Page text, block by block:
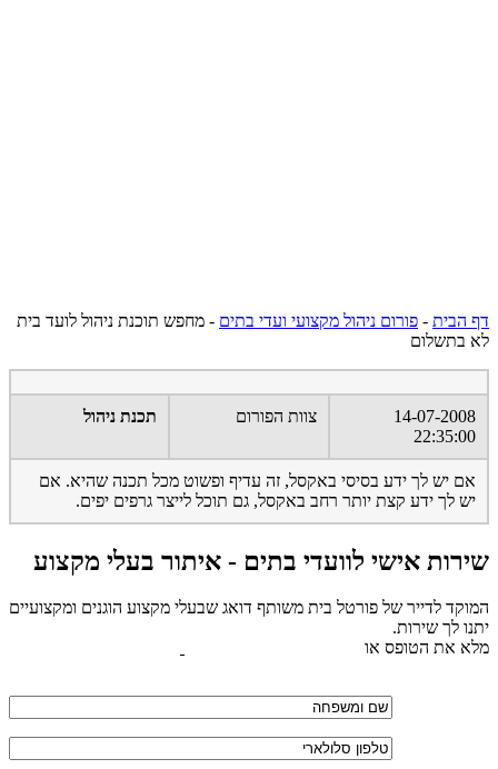
דף הבית - פורום ניהול מקצועי ועדי בתים - מחפש תוכנת ניהול לועד בית
לא בתשלום
14-07-2008
22:35:00
צוות הפורום תכנת ניהול
אם יש לך ידע בסיסי באקסל, זה עדיף ופשוט מכל תכנה שהיא. אם
יש לך ידע קצת יותר רחב באקסל, גם תוכל לייצר גרפים יפים.
שירות אישי לוועדי בתים - איתור בעלי מקצוע
המוקד לדייר של פורטל בית משותף דואג שבעלי מקצוע הוגנים ומקצועיים
יתנו לך שירות.
מלא את הטופס או